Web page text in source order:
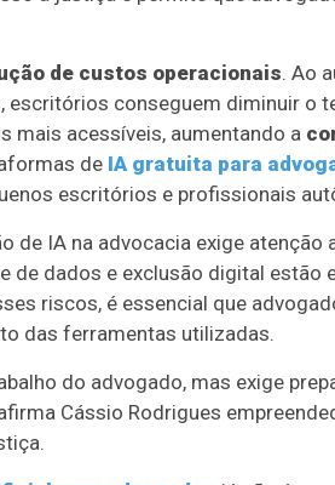
de custos operacionais. Ao
escritórios conseguem diminuir o
mais acessíveis, aumentando a
de IA gratuita para
escritórios e profissionais
de IA na advocacia exige
de dados e exclusão digital
riscos, é essencial que
das ferramentas utilizadas.
do advogado, mas exige
Cássio Rodrigues